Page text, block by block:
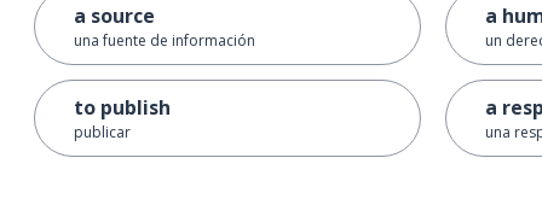
a source
una fuente de información
to publish
publicar
a
un
a
una